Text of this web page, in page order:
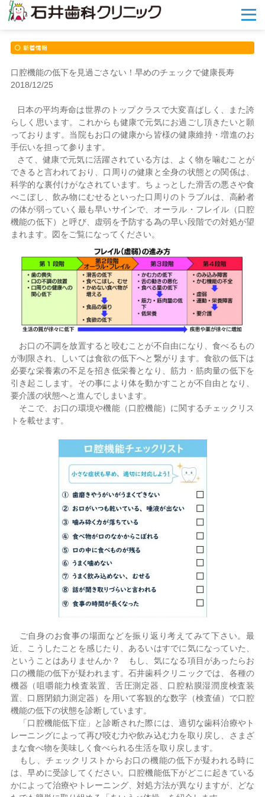
メ
ニ
口腔機能の低下を見過ごさない！早めのチェックで健康長寿
2018/12/25
日本の平均寿命は世界のトップクラスで大変喜ばしく、また誇
らしく思います。これからも健康で元気にお過ごし頂きたいと願
っております。当院もお口の健康から皆様の健康維持・増進のお
手伝いを担って参ります。
さて、健康で元気に活躍されている方は、よく物を噛むことが
できると言われており、口周りの健康と全身の状態との関係は、
科学的な裏付けがなされています。ちょっとした滑舌の悪さや食
べこぼし、飲み物にむせるといった口周りのトラブルは、高齢者
の体が弱っていく最も早いサインで、オーラル・フレイル（口腔
機能の低下）と呼び、虚弱を予防する為の早い段階での対処が望
まれます。図をご覧になってください。
お口の不調を放置すると咬むことが不自由になり、食べるもの
が制限され、しいては食欲の低下へと繋がります。食欲の低下は
必要な栄養素の不足を招き低栄養となり、筋力・筋肉量の低下を
引き起こします。その事により体を動かすことが不自由となり、
要介護の状態へと進んでしまいます。
そこで、お口の環境や機能（口腔機能）に関するチェックリス
トを載せます。
ご自身のお食事の場面などを振り返り考えてみて下さい。最
近、こうしたことを感じたり、あるいはすでに気になっていた、
ということはありませんか？ もし、気になる項目があったらお
口の機能の低下が疑われます。石井歯科クリニックでは、各種の
機器（咀嚼能力検査装置、舌圧測定器、口腔粘膜湿潤度検査装
置、口唇閉鎖力測定器）を用いて客観的な数字（検査値）で口腔
機能の低下の状態を診断しています。
「口腔機能低下症」と診断された際には、適切な歯科治療やト
レーニングによって再び咬む力や飲み込む力を取り戻し、さまざ
まな食べ物を美味しく食べられる生活を取り戻します。
もし、チェックリストからお口の機能の低下が疑われる時に
は、早めに受診してください。口腔機能低下がどこに起きている
かによって治療やトレーニング、対処方法が異なりますが、どな